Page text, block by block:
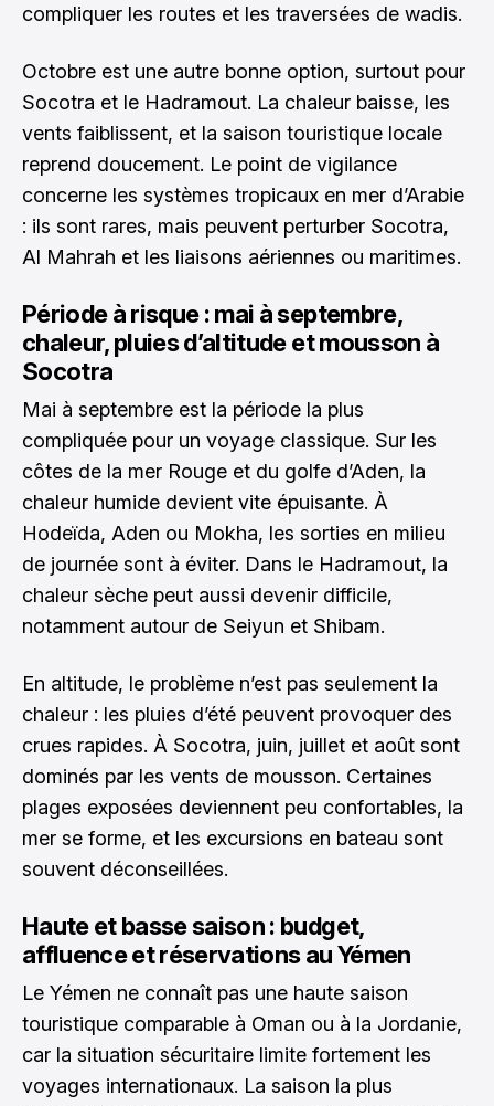
compliquer les routes et les traversées de wadis.
Octobre est une autre bonne option, surtout pour
Socotra et le Hadramout. La chaleur baisse, les
vents faiblissent, et la saison touristique locale
reprend doucement. Le point de vigilance
concerne les systèmes tropicaux en mer d’Arabie
: ils sont rares, mais peuvent perturber Socotra,
Al Mahrah et les liaisons aériennes ou maritimes.
Période à risque : mai à septembre,
chaleur, pluies d’altitude et mousson à
Socotra
Mai à septembre est la période la plus
compliquée pour un voyage classique. Sur les
côtes de la mer Rouge et du golfe d’Aden, la
chaleur humide devient vite épuisante. À
Hodeïda, Aden ou Mokha, les sorties en milieu
de journée sont à éviter. Dans le Hadramout, la
chaleur sèche peut aussi devenir difficile,
notamment autour de Seiyun et Shibam.
En altitude, le problème n’est pas seulement la
chaleur : les pluies d’été peuvent provoquer des
crues rapides. À Socotra, juin, juillet et août sont
dominés par les vents de mousson. Certaines
plages exposées deviennent peu confortables, la
mer se forme, et les excursions en bateau sont
souvent déconseillées.
Haute et basse saison : budget,
affluence et réservations au Yémen
Le Yémen ne connaît pas une haute saison
touristique comparable à Oman ou à la Jordanie,
car la situation sécuritaire limite fortement les
voyages internationaux. La saison la plus